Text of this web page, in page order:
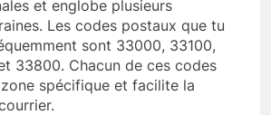
et englobe plusieurs
Les codes postaux que tu
sont 33000, 33100,
33800. Chacun de ces codes
spécifique et facilite la